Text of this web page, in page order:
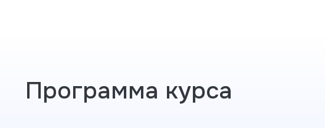
Программа курса